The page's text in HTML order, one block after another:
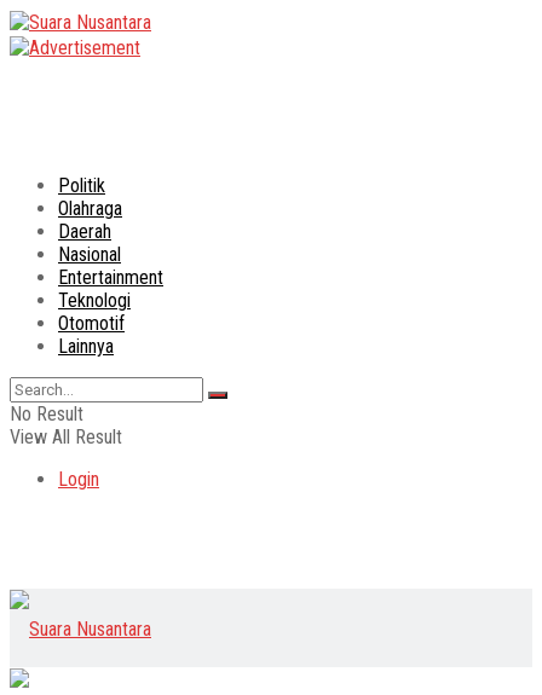
Politik
Olahraga
Daerah
Nasional
Entertainment
Teknologi
Otomotif
Lainnya
No Result
View All Result
Login